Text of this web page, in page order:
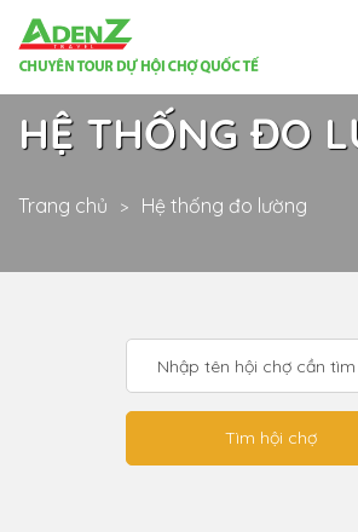
HỆ THỐNG ĐO
Trang chủ Hệ thống đo lường